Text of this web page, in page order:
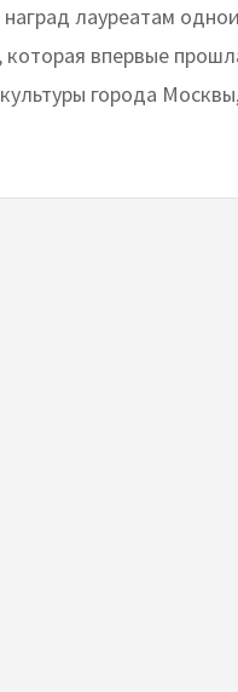
лауреатам
которая впервые
города